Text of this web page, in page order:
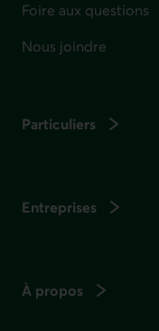
Foire aux questions
Nous joindre
Particuliers
Entreprises
À propos